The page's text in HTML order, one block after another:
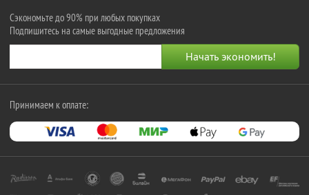
Сэкономьте до 90% при любых покупках
Подпишитесь на самые выгодные предложения
Принимаем к оплате: